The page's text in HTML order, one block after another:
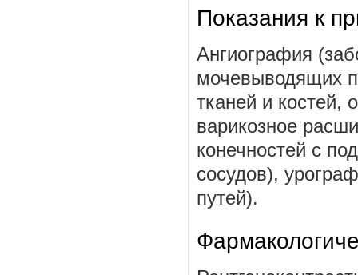
Показания к
Ангиография
мочевыводящих
тканей и костей,
варикозное
конечностей с
сосудов),
путей).